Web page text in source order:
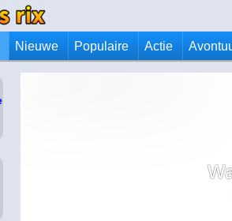
Nieuwe Populaire Actie